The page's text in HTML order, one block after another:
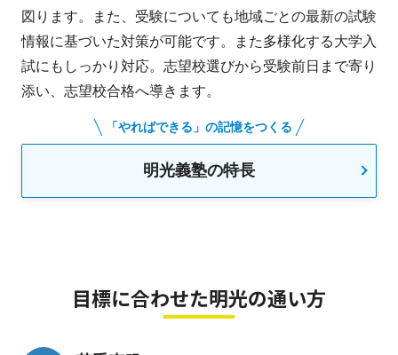
図ります。また、受験についても地域ごとの最新の試験
情報に基づいた対策が可能です。また多様化する大学入
試にもしっかり対応。志望校選びから受験前日まで寄り
添い、志望校合格へ導きます。
「やればできる」の記憶をつくる
明光義塾の特長
目標に合わせた明光の通い方